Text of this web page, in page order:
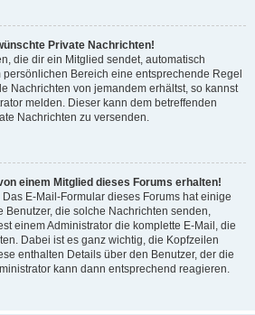
Private Nachrichten!
die dir ein Mitglied sendet, automatisch
Bereich eine entsprechende Regel
Nachrichten von jemandem erhältst, so kannst
melden. Dieser kann dem betreffenden
Nachrichten zu versenden.
einem Mitglied dieses Forums erhalten!
E-Mail-Formular dieses Forums hat einige
Benutzer, die solche Nachrichten senden,
einem Administrator die komplette E-Mail, die
Dabei ist es ganz wichtig, die Kopfzeilen
enthalten Details über den Benutzer, der die
kann dann entsprechend reagieren.